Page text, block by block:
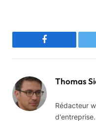
Facebook
Thomas
Rédacteur